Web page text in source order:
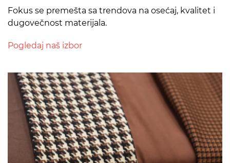
Fokus se premešta sa trendova na osećaj, kvalitet i
dugovečnost materijala.
Pogledaj naš izbor